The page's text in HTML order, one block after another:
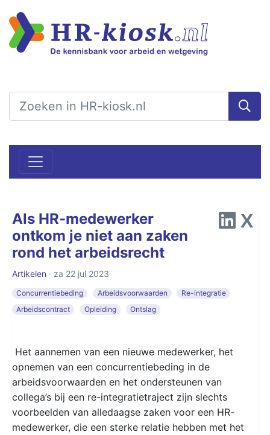
Als HR-medewerker
ontkom je niet aan zaken
rond het arbeidsrecht
Artikelen · za 22 jul 2023
Concurrentiebeding Arbeidsvoorwaarden
Re-integratie
Arbeidscontract
Opleiding Ontslag
Het aannemen van een nieuwe medewerker, het
opnemen van een concurrentiebeding in de
arbeidsvoorwaarden en het ondersteunen van
collega’s bij een re-integratietraject zijn slechts
voorbeelden van alledaagse zaken voor een HR-
medewerker, die een sterke relatie hebben met het